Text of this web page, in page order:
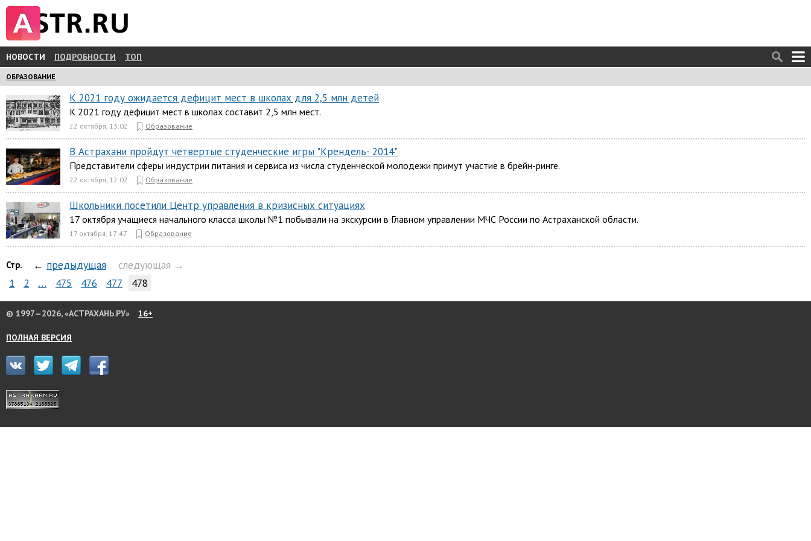
НОВОСТИ ПОДРОБНОСТИ ТОП
ОБРАЗОВАНИЕ
К 2021 году ожидается дефицит мест в школах для 2,5 млн детей
К 2021 году дефицит мест в школах составит 2,5 млн мест.
22 октября, 13:02 Образование
В Астрахани пройдут четвертые студенческие игры "Крендель- 2014"
Представители сферы индустрии питания и сервиса из числа студенческой молодежи примут участие в брейн-ринге.
22 октября, 12:02 Образование
Школьники посетили Центр управления в кризисных ситуациях
17 октября учащиеся начального класса школы №1 побывали на экскурсии в Главном управлении МЧС России по Астраханской области.
17 октября, 17:47 Образование
Стр. ← предыдущая
следующая →
1
2 … 475 476 477 478
© 1997—2026, «АСТРАХАНЬ.РУ» 16+
ПОЛНАЯ ВЕРСИЯ